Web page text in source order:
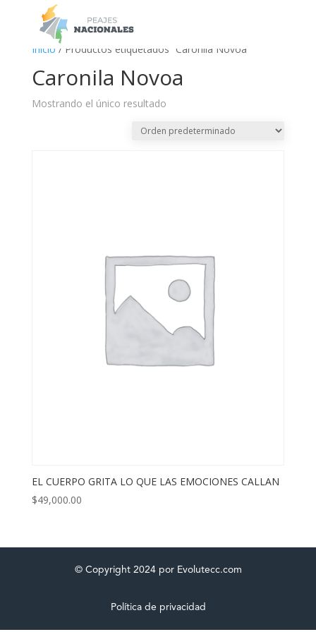
Inicio / Productos etiquetados “Caronila Novoa”
Caronila Novoa
Mostrando el único resultado
EL CUERPO GRITA LO QUE LAS EMOCIONES CALLAN
$49,000.00
© Copyright 2024 por Evolutecc.com
Política de privacidad